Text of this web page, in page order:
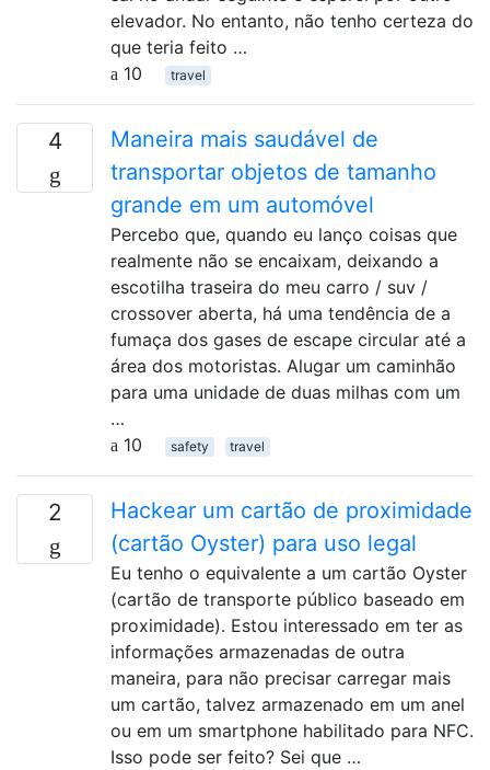
elevador. No entanto, não tenho certeza do
que teria feito …
10
travel
4
Maneira mais saudável de
transportar objetos de tamanho
grande em um automóvel
Percebo que, quando eu lanço coisas que
realmente não se encaixam, deixando a
escotilha traseira do meu carro / suv /
crossover aberta, há uma tendência de a
fumaça dos gases de escape circular até a
área dos motoristas. Alugar um caminhão
para uma unidade de duas milhas com um
…
10
safety travel
2
Hackear um cartão de proximidade
(cartão Oyster) para uso legal
Eu tenho o equivalente a um cartão Oyster
(cartão de transporte público baseado em
proximidade). Estou interessado em ter as
informações armazenadas de outra
maneira, para não precisar carregar mais
um cartão, talvez armazenado em um anel
ou em um smartphone habilitado para NFC.
Isso pode ser feito? Sei que …